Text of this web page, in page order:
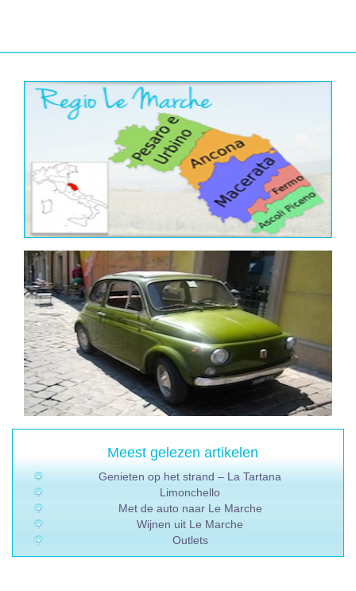
Meest gelezen artikelen
Genieten op het strand – La Tartana
Limonchello
Met de auto naar Le Marche
Wijnen uit Le Marche
Outlets